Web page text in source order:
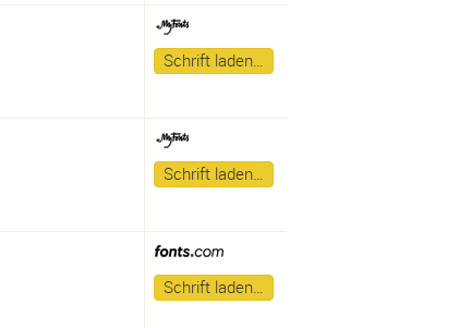
Schrift laden…
Schrift laden…
Schrift laden…